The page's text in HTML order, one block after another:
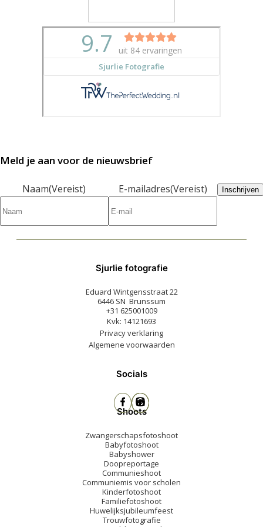
Meld je aan voor de nieuwsbrief
Naam(Vereist) E-mailadres(Vereist) Inschrijven
Sjurlie fotografie
Eduard Wintgensstraat 22
6446 SN Brunssum
+31 625001009
Kvk: 14121693
Privacy verklaring
Algemene voorwaarden
Socials
Shoots
Zwangerschapsfotoshoot
Babyfotoshoot
Babyshower
Doopreportage
Communieshoot
Communiemis voor scholen
Kinderfotoshoot
Familiefotoshoot
Huwelijksjubileumfeest
Trouwfotografie